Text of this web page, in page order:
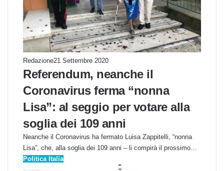
Redazione21 Settembre 2020
Referendum, neanche il
Coronavirus ferma “nonna
Lisa”: al seggio per votare alla
soglia dei 109 anni
Neanche il Coronavirus ha fermato Luisa Zappitelli, “nonna
Lisa”, che, alla soglia dei 109 anni – li compirà il prossimo…
Politica Italia